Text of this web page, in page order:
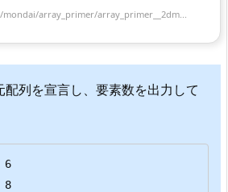
array_primer/array_primer__2dm...
配列を宣言し、要素数を出力して
6
8